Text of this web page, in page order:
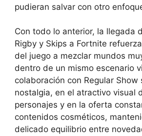
pudieran salvar con otro
Con todo lo anterior, la llegada
Rigby y Skips a Fortnite
del juego a mezclar mundos
dentro de un mismo escenario
colaboración con Regular Show
nostalgia, en el atractivo visual
personajes y en la oferta
contenidos cosméticos,
delicado equilibrio entre